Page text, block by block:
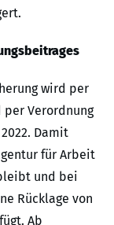
wird per
per Verordnung
Damit
für Arbeit
und bei
Rücklage von
Ab